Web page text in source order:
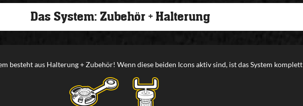
Das System: Zubehör + Halterung
besteht aus Halterung + Zubehör! Wenn diese beiden Icons aktiv sind, ist das System komplett